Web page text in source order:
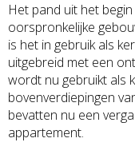
Het pand uit het
oorspronkelijke
is het in gebruik als
uitgebreid met een
wordt nu gebruikt als
bovenverdiepingen
bevatten nu een
appartement.